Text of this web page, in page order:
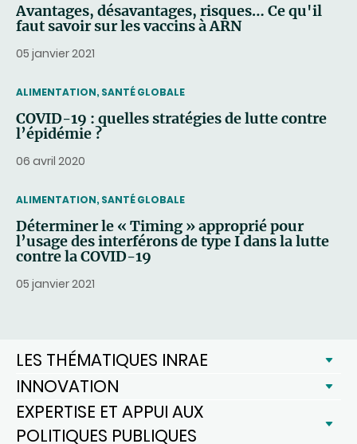
Avantages, désavantages, risques… Ce qu'il
faut savoir sur les vaccins à ARN
05 janvier 2021
THEMATIC
ALIMENTATION, SANTÉ GLOBALE
COVID-19 : quelles stratégies de lutte contre
l’épidémie ?
06 avril 2020
THEMATIC
ALIMENTATION, SANTÉ GLOBALE
Déterminer le « Timing » approprié pour
l’usage des interférons de type I dans la lutte
contre la COVID-19
05 janvier 2021
LES THÉMATIQUES INRAE
INNOVATION
EXPERTISE ET APPUI AUX
POLITIQUES PUBLIQUES